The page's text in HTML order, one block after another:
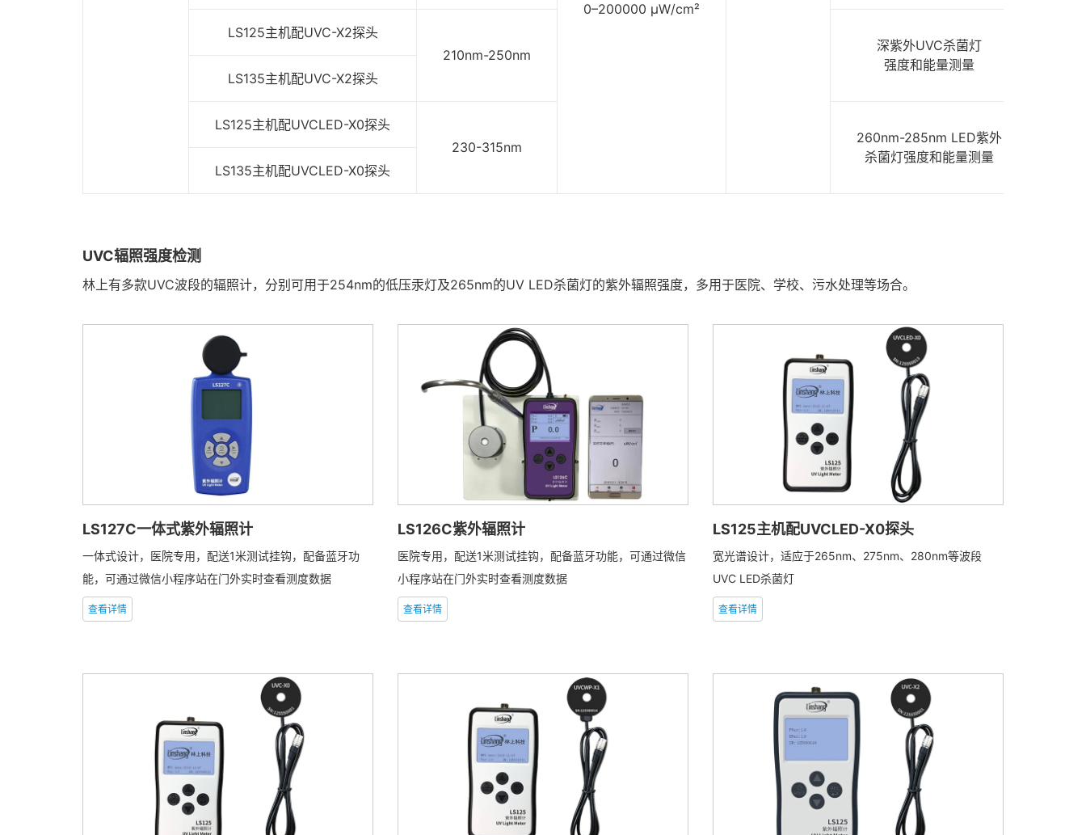
0–200000 μW/cm²
LS125主机配UVC-X2探头
210nm-250nm
深紫外UVC杀菌灯
强度和能量测量
LS135主机配UVC-X2探头
LS125主机配UVCLED-X0探头
230-315nm
260nm-285nm LED紫外
杀菌灯强度和能量测量
LS135主机配UVCLED-X0探头
UVC辐照强度检测
林上有多款UVC波段的辐照计，分别可用于254nm的低压汞灯及265nm的UV LED杀菌灯的紫外辐照强度，多用于医院、学校、污水处理等场合。
LS127C一体式紫外辐照计
一体式设计，医院专用，配送1米测试挂钩，配备蓝牙功
能，可通过微信小程序站在门外实时查看测度数据
查看详情
LS126C紫外辐照计
医院专用，配送1米测试挂钩，配备蓝牙功能，可通过微信
小程序站在门外实时查看测度数据
查看详情
LS125主机配UVCLED-X0探头
宽光谱设计，适应于265nm、275nm、280nm等波段
UVC LED杀菌灯
查看详情